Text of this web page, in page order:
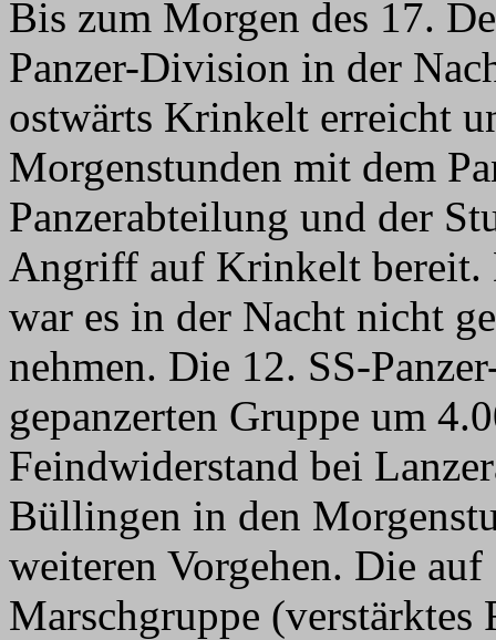
Bis zum Morgen des 17.
Panzer-Division in der
ostwärts Krinkelt erreicht
Morgenstunden mit dem
Panzerabteilung und der
Angriff auf Krinkelt bereit.
war es in der Nacht nicht
nehmen. Die 12. SS-
gepanzerten Gruppe um
Feindwiderstand bei
Büllingen in den
weiteren Vorgehen. Die auf
Marschgruppe (verstärktes